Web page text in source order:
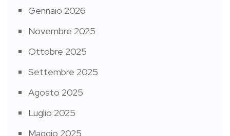
Gennaio 2026
Novembre 2025
Ottobre 2025
Settembre 2025
Agosto 2025
Luglio 2025
Maggio 2025